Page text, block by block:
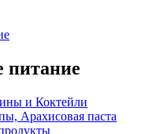
питание
и Коктейли
Арахисовая паста